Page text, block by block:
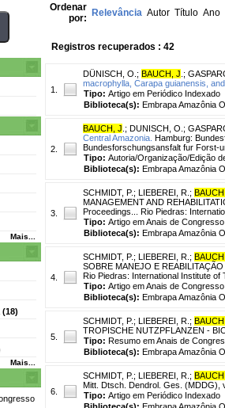
Mais...
(18)
Mais...
Ordenar
por: Relevância Autor Título Ano
Registros recuperados : 42
1.
DÜNISCH, O. ; BAUCH, J ;
macrophylla, Carapa guianensis,
Tipo: Artigo em Periódico Indexado
Biblioteca(s): Embrapa Amazônia
2.
BAUCH, J ; DUNISCH, O. ;
Central Amazonia. Hamburg:
Bundesforschungsansfalt fur Forst-
Tipo: Autoria/Organização/Edição
Biblioteca(s): Embrapa Amazônia
3.
SCHMIDT, P. ; LIEBEREI, R. ;
MANAGEMENT AND
Proceedings... Rio Piedras:
Tipo: Artigo em Anais de Congresso
Biblioteca(s): Embrapa Amazônia
4.
SCHMIDT, P. ; LIEBEREI, R. ;
SOBRE MANEJO E
Rio Piedras: International Institute
Tipo: Artigo em Anais de Congresso
Biblioteca(s): Embrapa Amazônia
5.
SCHMIDT, P. ; LIEBEREI, R. ;
TROPISCHE NUTZPFLANZEN -
Tipo: Resumo em Anais de
Biblioteca(s): Embrapa Amazônia
6.
SCHMIDT, P. ; LIEBEREI, R. ;
Mitt. Dtsch. Dendrol. Ges. (MDDG),
Tipo: Artigo em Periódico Indexado
Biblioteca(s): Embrapa Amazônia